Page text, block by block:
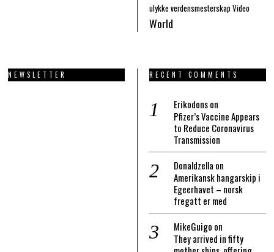
ulykke verdensmesterskapVideo
World
NEWSLETTER RECENT COMMENTS
Erikodonson
Pfizer’s Vaccine Appears
to Reduce Coronavirus
Transmission
Donaldzella on
Amerikansk hangarskip i
Egeerhavet – norsk
fregatt er med
MikeGuigo on
They arrived in fifty